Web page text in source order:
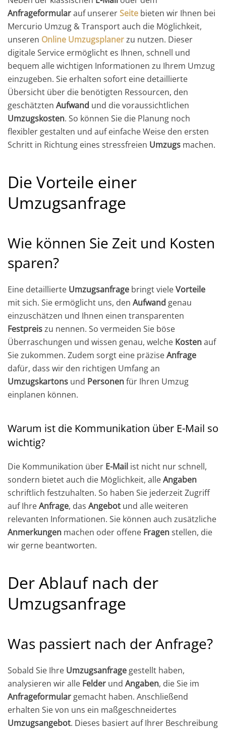
Anfrageformularauf unsererSeite bieten wir Ihnen bei
Mercurio Umzug & Transport auch die Möglichkeit,
unseren Online Umzugsplanerzu nutzen. Dieser
digitale Service ermöglicht es Ihnen, schnell und
bequem alle wichtigen Informationen zu Ihrem Umzug
einzugeben. Sie erhalten sofort eine detaillierte
Übersicht über die benötigten Ressourcen, den
geschätzten Aufwand und die voraussichtlichen
Umzugskosten. So können Sie die Planung noch
flexibler gestalten und auf einfache Weise den ersten
Schritt in Richtung eines stressfreien Umzugs machen.
Die Vorteile einer
Umzugsanfrage
Wie können Sie Zeit und Kosten
sparen?
Eine detaillierte Umzugsanfrage bringt vieleVorteile
mit sich. Sie ermöglicht uns, den Aufwand genau
einzuschätzen und Ihnen einen transparenten
Festpreiszu nennen. So vermeiden Sie böse
Überraschungen und wissen genau, welche Kostenauf
Sie zukommen. Zudem sorgt eine präziseAnfrage
dafür, dass wir den richtigen Umfang an
Umzugskartons und Personenfür Ihren Umzug
einplanen können.
Warum ist die Kommunikation über E-Mail so
wichtig?
Die Kommunikation über E-Mail ist nicht nur schnell,
sondern bietet auch die Möglichkeit, alleAngaben
schriftlich festzuhalten. So haben Sie jederzeit Zugriff
auf IhreAnfrage, das Angebot und alle weiteren
relevanten Informationen. Sie können auch zusätzliche
Anmerkungen machen oder offene Fragenstellen, die
wir gerne beantworten.
Der Ablauf nach der
Umzugsanfrage
Was passiert nach der Anfrage?
Sobald Sie Ihre Umzugsanfrage gestellt haben,
analysieren wir alle Felder und Angaben, die Sie im
Anfrageformular gemacht haben. Anschließend
erhalten Sie von uns ein maßgeschneidertes
Umzugsangebot. Dieses basiert auf Ihrer Beschreibung